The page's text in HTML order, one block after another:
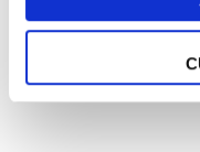
RICHIEDI